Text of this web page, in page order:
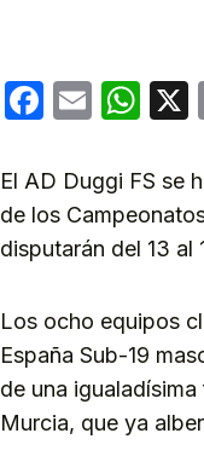
Email
El AD Duggi FS se
de los
disputarán del 13 al
Los ocho equipos
España Sub-19
de una
Murcia, que ya